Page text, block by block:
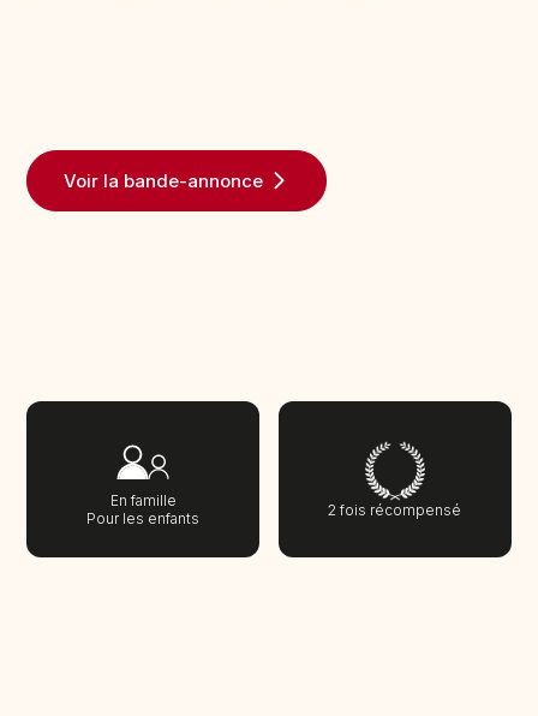
Voir la bande-annonce
En famille
Pour les enfants
2 fois récompensé